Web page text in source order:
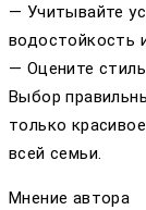
— Учитывайте
водостойкость
— Оцените
Выбор
только
всей семьи.
Мнение автора